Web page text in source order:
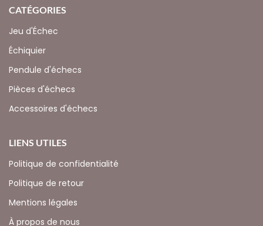
CATÉGORIES
Jeu d'Échec
Échiquier
Pendule d'échecs
Pièces d'échecs
Accessoires d'échecs
LIENS UTILES
Politique de confidentialité
Politique de retour
Mentions légales
À propos de nous